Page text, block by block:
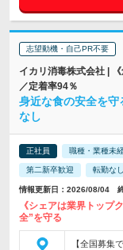
志望動機・自己PR不要
イカリ消毒株式会社 |
／定着率94％
身近な食の安全を
なし
正社員 職種・業種未
第二新卒歓迎 転勤なし
情報更新日：2026/08/04
《シェアは業界トップ
全”を守る
【全国募集